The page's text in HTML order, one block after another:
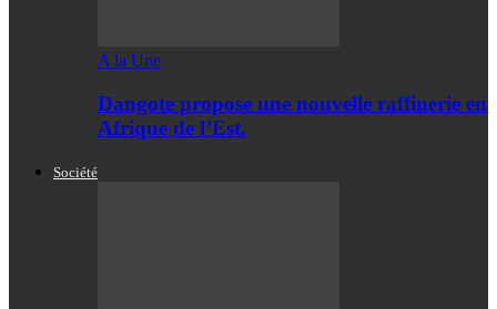
A la Une
Dangote propose une nouvelle raffinerie en
Afrique de l’Est.
Société